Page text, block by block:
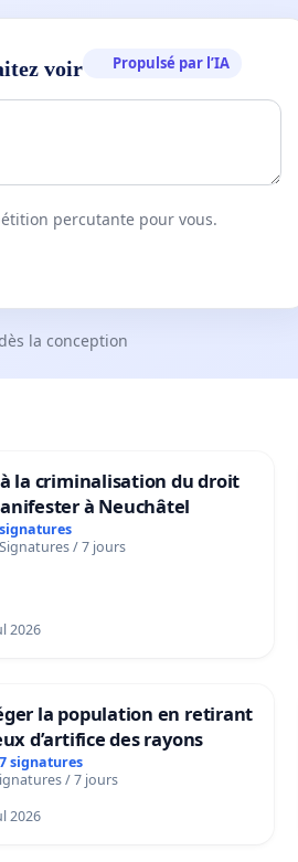
voir Propulsé par l’IA
percutante pour vous.
la conception
la criminalisation du droit
à Neuchâtel
/ 7 jours
2026
la population en retirant
d’artifice des rayons
signatures
/ 7 jours
2026